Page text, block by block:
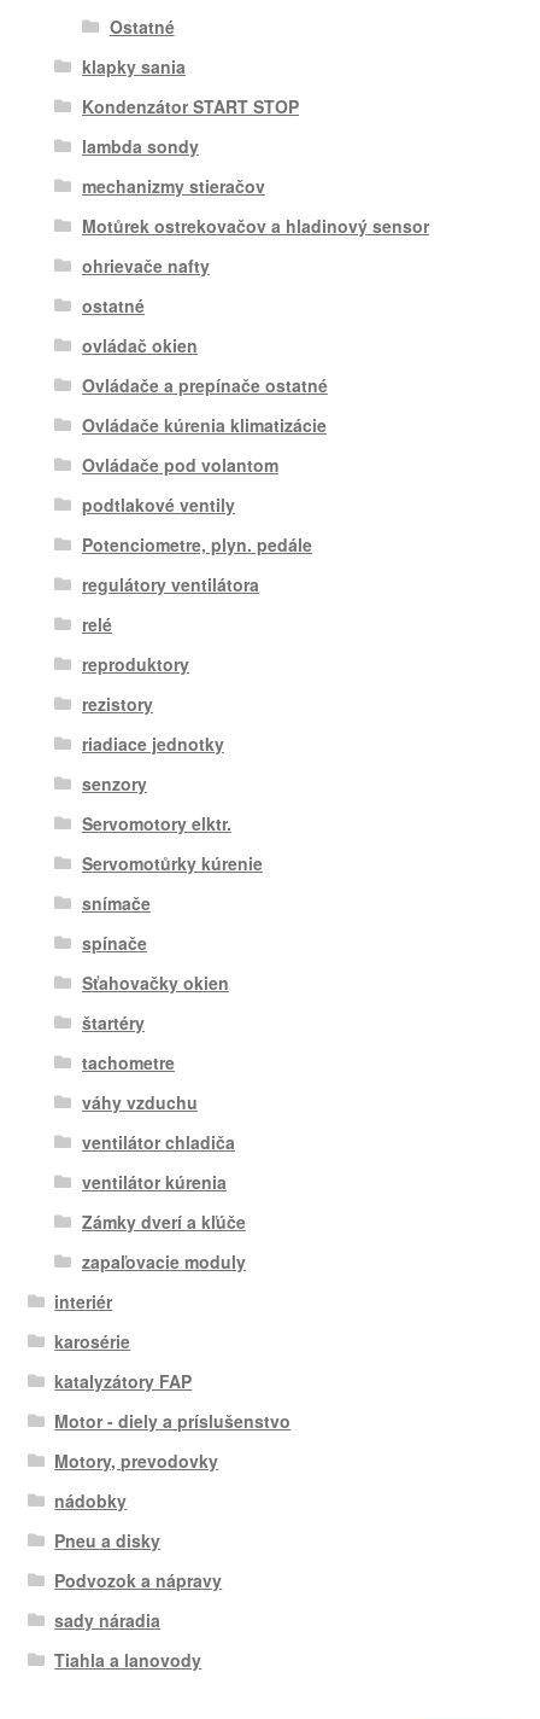
Ostatné
klapky sania
Kondenzátor START STOP
lambda sondy
mechanizmy stieračov
Motůrek ostrekovačov a hladinový sensor
ohrievače nafty
ostatné
ovládač okien
Ovládače a prepínače ostatné
Ovládače kúrenia klimatizácie
Ovládače pod volantom
podtlakové ventily
Potenciometre, plyn. pedále
regulátory ventilátora
relé
reproduktory
rezistory
riadiace jednotky
senzory
Servomotory elktr.
Servomotůrky kúrenie
snímače
spínače
Sťahovačky okien
štartéry
tachometre
váhy vzduchu
ventilátor chladiča
ventilátor kúrenia
Zámky dverí a kľúče
zapaľovacie moduly
interiér
karosérie
katalyzátory FAP
Motor - diely a príslušenstvo
Motory, prevodovky
nádobky
Pneu a disky
Podvozok a nápravy
sady náradia
Tiahla a lanovody